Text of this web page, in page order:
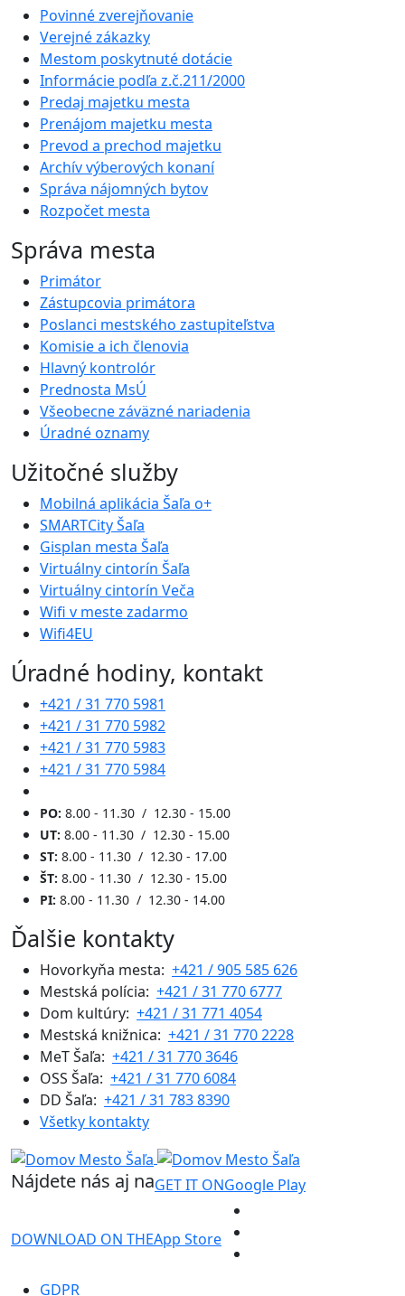
Povinné zverejňovanie
Verejné zákazky
Mestom poskytnuté dotácie
Informácie podľa z.č.211/2000
Predaj majetku mesta
Prenájom majetku mesta
Prevod a prechod majetku
Archív výberových konaní
Správa nájomných bytov
Rozpočet mesta
Správa mesta
Primátor
Zástupcovia primátora
Poslanci mestského zastupiteľstva
Komisie a ich členovia
Hlavný kontrolór
Prednosta MsÚ
Všeobecne záväzné nariadenia
Úradné oznamy
Užitočné služby
Mobilná aplikácia Šaľa o+
SMARTCity Šaľa
Gisplan mesta Šaľa
Virtuálny cintorín Šaľa
Virtuálny cintorín Veča
Wifi v meste zadarmo
Wifi4EU
Úradné hodiny, kontakt
+421 / 31 770 5981
+421 / 31 770 5982
+421 / 31 770 5983
+421 / 31 770 5984
PO: 8.00 - 11.30 / 12.30 - 15.00
UT: 8.00 - 11.30 / 12.30 - 15.00
ST: 8.00 - 11.30 / 12.30 - 17.00
ŠT: 8.00 - 11.30 / 12.30 - 15.00
PI: 8.00 - 11.30 / 12.30 - 14.00
Ďalšie kontakty
Hovorkyňa mesta: +421 / 905 585 626
Mestská polícia: +421 / 31 770 6777
Dom kultúry: +421 / 31 771 4054
Mestská knižnica: +421 / 31 770 2228
MeT Šaľa: +421 / 31 770 3646
OSS Šaľa: +421 / 31 770 6084
DD Šaľa: +421 / 31 783 8390
Všetky kontakty
Nájdete nás aj naGET IT ONGoogle Play
DOWNLOAD ON THEApp Store
GDPR